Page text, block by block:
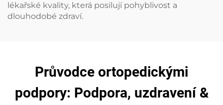
lékařské kvality, která posilují pohyblivost a
dlouhodobé zdraví.
Průvodce ortopedickými
podpory: Podpora, uzdravení &